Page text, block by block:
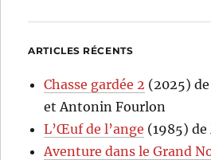
ARTICLES RÉCENTS
Chasse gardée 2 (2025)
et Antonin Fourlon
L’Œuf de l’ange (1985)
Aventure dans le Grand